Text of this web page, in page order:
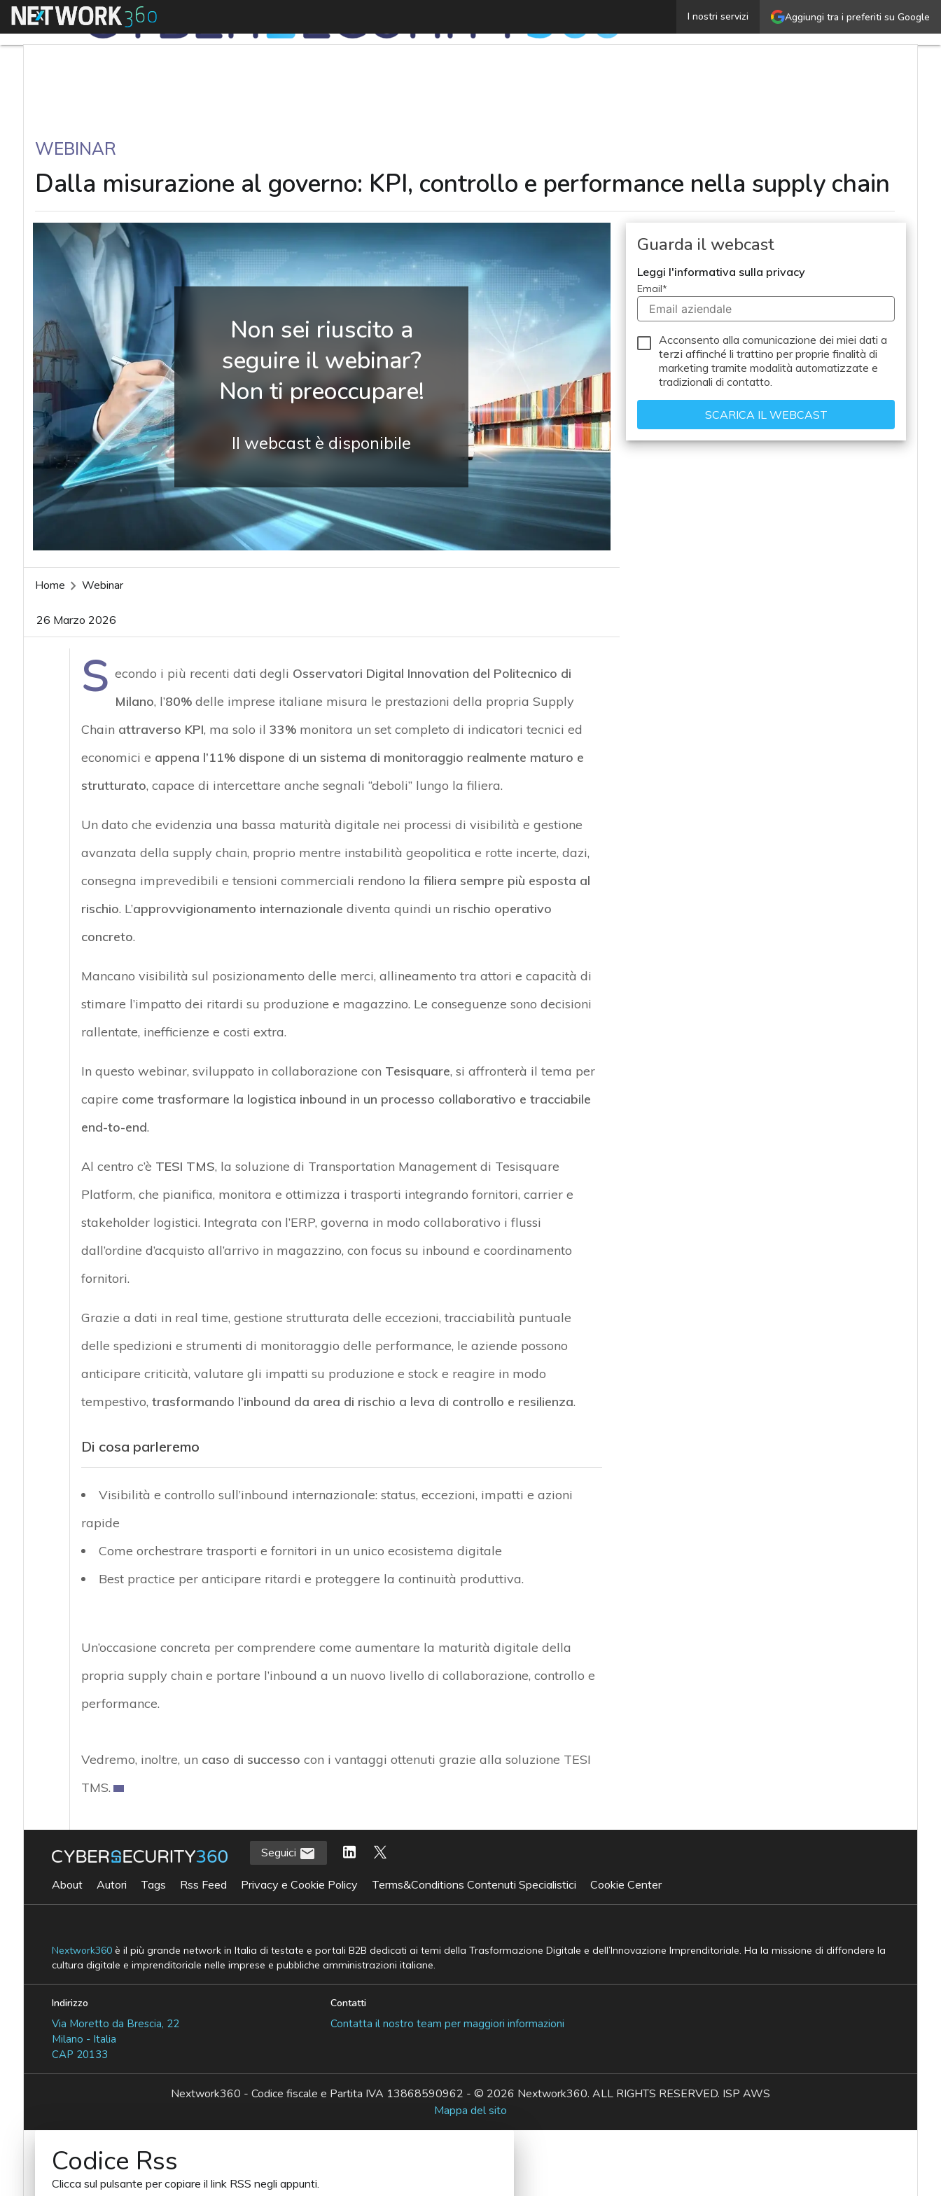
Aggiungi tra i preferiti su Google
I nostri servizi
Menu Dalla misurazione al governo: KPI, controllo e
WEBINAR
Dalla misurazione al governo: KPI, controllo e performance nella supply chain
Non sei riuscito a
seguire il webinar?
Non ti preoccupare!
Il webcast è disponibile
Home Webinar
26 Marzo 2026
S econdo i più recenti dati degli Osservatori Digital Innovation del Politecnico di
Milano, l’80%delle imprese italiane misura le prestazioni della propria Supply
Chain attraverso KPI, ma solo il 33%monitora un set completo di indicatori tecnici ed
economici e appena l’11% dispone di un sistema di monitoraggio realmente maturo e
strutturato, capace di intercettare anche segnali “deboli” lungo la filiera.
Un dato che evidenzia una bassa maturità digitale nei processi di visibilità e gestione
avanzata della supply chain, proprio mentre instabilità geopolitica e rotte incerte, dazi,
consegna imprevedibili e tensioni commerciali rendono la filiera sempre più esposta al
rischio. L’approvvigionamento internazionale diventa quindi un rischio operativo
concreto.
Mancano visibilità sul posizionamento delle merci, allineamento tra attori e capacità di
stimare l’impatto dei ritardi su produzione e magazzino. Le conseguenze sono decisioni
rallentate, inefficienze e costi extra.
In questo webinar, sviluppato in collaborazione con Tesisquare, si affronterà il tema per
capire come trasformare la logistica inbound in un processo collaborativo e tracciabile
end-to-end.
Al centro c’è TESI TMS, la soluzione di Transportation Management di Tesisquare
Platform, che pianifica, monitora e ottimizza i trasporti integrando fornitori, carrier e
stakeholder logistici. Integrata con l’ERP, governa in modo collaborativo i flussi
dall’ordine d’acquisto all’arrivo in magazzino, con focus su inbound e coordinamento
fornitori.
Grazie a dati in real time, gestione strutturata delle eccezioni, tracciabilità puntuale
delle spedizioni e strumenti di monitoraggio delle performance, le aziende possono
anticipare criticità, valutare gli impatti su produzione e stock e reagire in modo
tempestivo, trasformando l’inbound da area di rischio a leva di controllo e resilienza.
Di cosa parleremo
Visibilità e controllo sull’inbound internazionale: status, eccezioni, impatti e azioni
rapide
Come orchestrare trasporti e fornitori in un unico ecosistema digitale
Best practice per anticipare ritardi e proteggere la continuità produttiva.
Un’occasione concreta per comprendere come aumentare la maturità digitale della
propria supply chain e portare l’inbound a un nuovo livello di collaborazione, controllo e
performance.
Vedremo, inoltre, un caso di successo con i vantaggi ottenuti grazie alla soluzione TESI
TMS.
Guarda il webcast
Leggi l'informativa sulla privacy
Email*
Acconsento alla comunicazione dei miei dati a
terzi affinché li trattino per proprie finalità di
marketing tramite modalità automatizzate e
tradizionali di contatto.
Seguici
About Autori Tags Rss Feed Privacy e Cookie Policy Terms&Conditions Contenuti Specialistici Cookie Center
Nextwork360è il più grande network in Italia di testate e portali B2B dedicati ai temi della Trasformazione Digitale e dell’Innovazione Imprenditoriale. Ha la missione di diffondere la
cultura digitale e imprenditoriale nelle imprese e pubbliche amministrazioni italiane.
Indirizzo
Via Moretto da Brescia, 22
Milano - Italia
CAP 20133
Contatti
Contatta il nostro team per maggiori informazioni
Nextwork360 - Codice fiscale e Partita IVA 13868590962 - © 2026 Nextwork360. ALL RIGHTS RESERVED. ISP AWS
Mappa del sito
Codice Rss
Clicca sul pulsante per copiare il link RSS negli appunti.